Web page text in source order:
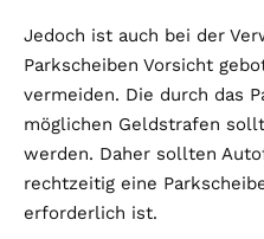
Jedoch ist auch bei der
Parkscheiben Vorsicht
vermeiden. Die durch das
möglichen Geldstrafen
werden. Daher sollten
rechtzeitig eine
erforderlich ist.